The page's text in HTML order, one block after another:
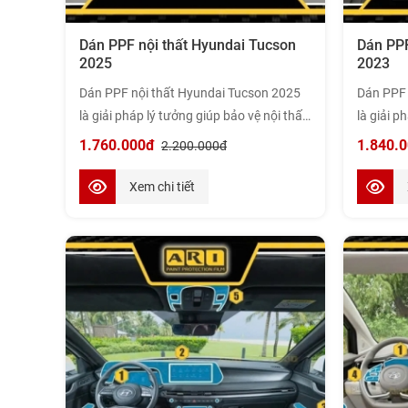
Dán PPF nội thất Hyundai Tucson
2025
Dán PPF nội thất Hyundai Tucson 2025
là giải pháp lý tưởng giúp bảo vệ nội thất
khỏi trầy xước, ố vàng và các tác động từ
xe lâu dài. Rồng Việt Ô Tô – đơn vị hàng
đầu về dịch vụ dán PPF uy tín và chuyên
bạn sự chăm sóc tốt nhất. Cùng khám
phá lý do vì sao trang bị PPF cho nội thất
là lựa chọn cần thiết cho xế yêu của bạn
nhé.
1.760.000đ 2.200.000đ
Xem chi tiết
Dán
2023
Dán
là giải
khỏi
xe lâu
đầu về
bạn sự
phá lý
là lựa
nhé.